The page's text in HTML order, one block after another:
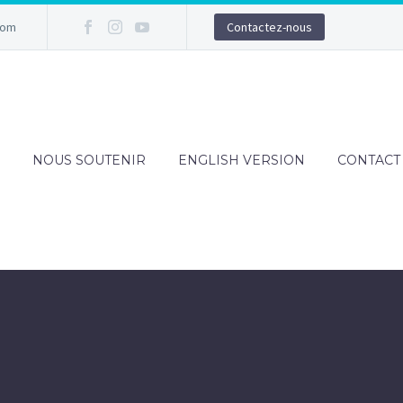
Contactez-nous
NOUS SOUTENIR ENGLISH VERSION CONTACT